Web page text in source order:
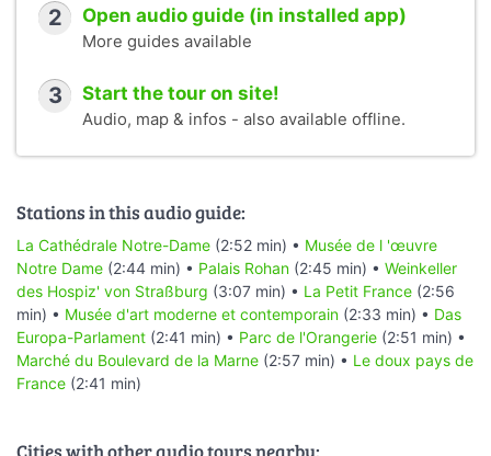
2 Open audio guide (in installed app)
More guides available
3 Start the tour on site!
Audio, map & infos - also available offline.
Stations in this audio guide:
La Cathédrale Notre-Dame (2:52 min) • Musée de l 'œuvre
Notre Dame (2:44 min) • Palais Rohan (2:45 min) • Weinkeller
des Hospiz' von Straßburg (3:07 min) • La Petit France (2:56
min) • Musée d'art moderne et contemporain (2:33 min) • Das
Europa-Parlament (2:41 min) • Parc de l'Orangerie (2:51 min) •
Marché du Boulevard de la Marne (2:57 min) • Le doux pays de
France (2:41 min)
Cities with other audio tours nearby: